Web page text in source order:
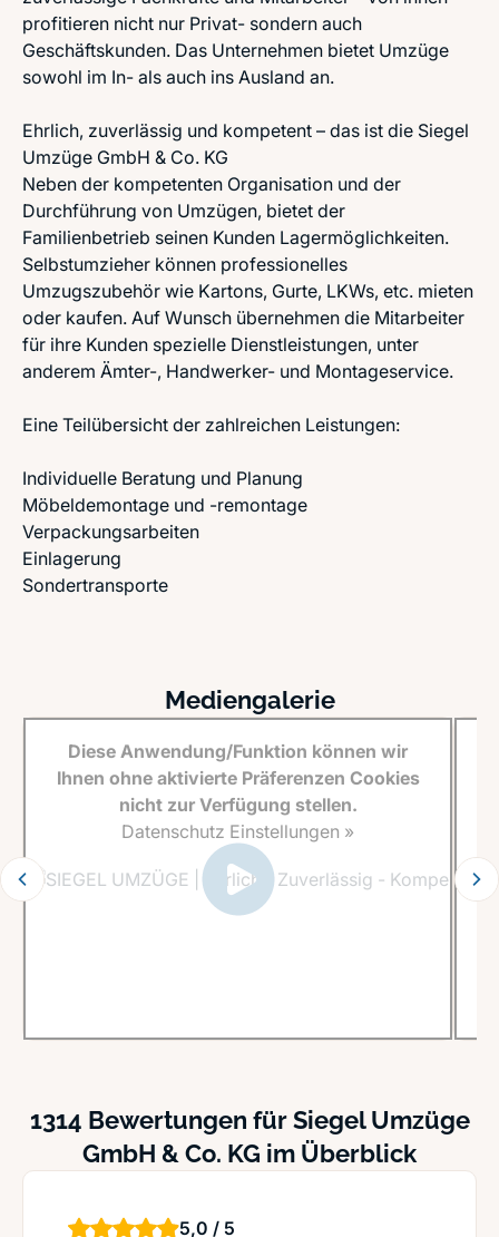
profitieren nicht nur Privat- sondern auch
Geschäftskunden. Das Unternehmen bietet Umzüge
sowohl im In- als auch ins Ausland an.
Ehrlich, zuverlässig und kompetent – das ist die Siegel
Umzüge GmbH & Co. KG
Neben der kompetenten Organisation und der
Durchführung von Umzügen, bietet der
Familienbetrieb seinen Kunden Lagermöglichkeiten.
Selbstumzieher können professionelles
Umzugszubehör wie Kartons, Gurte, LKWs, etc. mieten
oder kaufen. Auf Wunsch übernehmen die Mitarbeiter
für ihre Kunden spezielle Dienstleistungen, unter
anderem Ämter-, Handwerker- und Montageservice.
Eine Teilübersicht der zahlreichen Leistungen:
Individuelle Beratung und Planung
Möbeldemontage und -remontage
Verpackungsarbeiten
Einlagerung
Sondertransporte
Mediengalerie
Diese Anwendung/Funktion können wir
Ihnen ohne aktivierte Präferenzen Cookies
nicht zur Verfügung stellen.
Datenschutz Einstellungen »
1314 Bewertungen für Siegel Umzüge
GmbH & Co. KG im Überblick
5,0 / 5